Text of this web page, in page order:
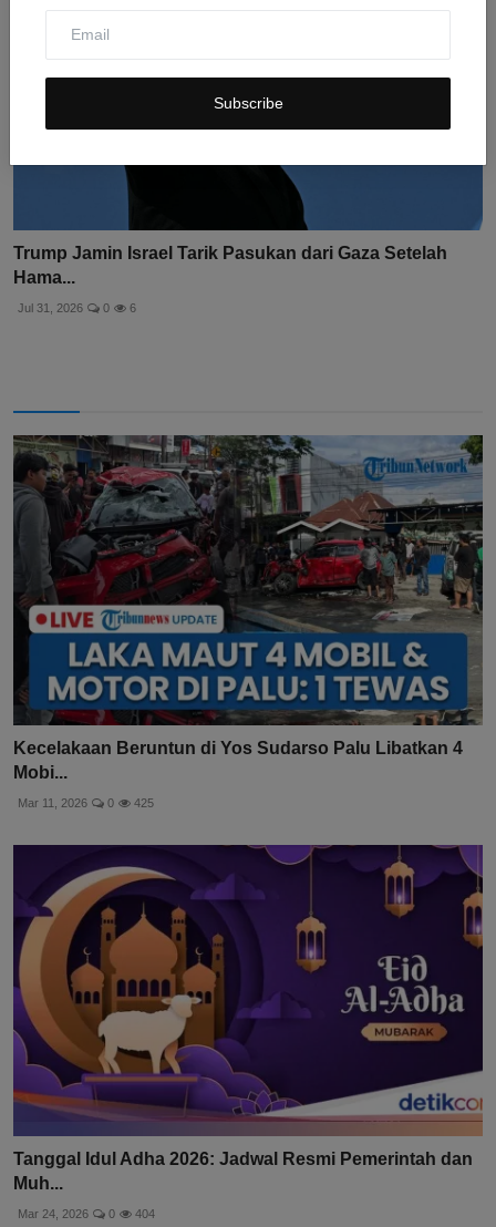
Subscribe
Trump Jamin Israel Tarik Pasukan dari Gaza Setelah
Hama...
Jul 31, 2026 0 6
Kecelakaan Beruntun di Yos Sudarso Palu Libatkan 4
Mobi...
Mar 11, 2026 0 425
Tanggal Idul Adha 2026: Jadwal Resmi Pemerintah dan
Muh...
Mar 24, 2026 0 404